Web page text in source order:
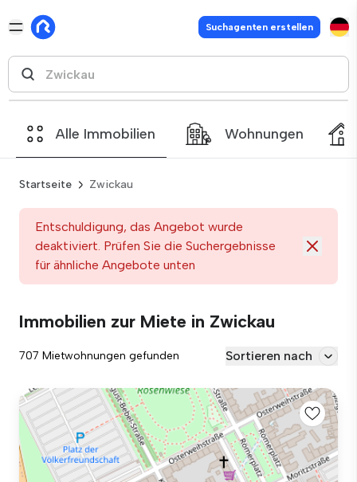
Suchagenten erstellen
Alle Immobilien Wohnungen
Startseite Zwickau
Entschuldigung, das Angebot wurde
deaktiviert. Prüfen Sie die Suchergebnisse
für ähnliche Angebote unten
Immobilien zur Miete in Zwickau
707 Mietwohnungen gefunden Sortieren nach